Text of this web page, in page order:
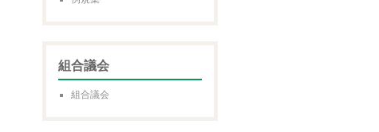
組合議会
組合議会